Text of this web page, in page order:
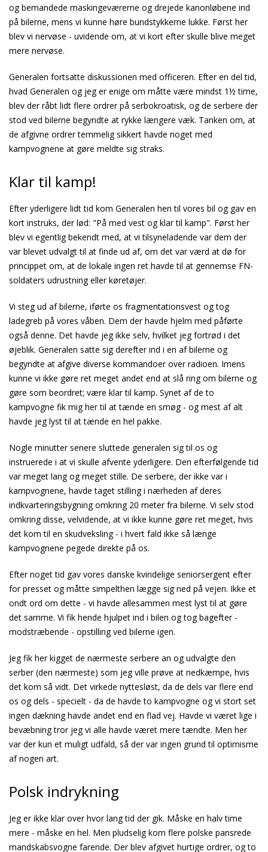
og bemandede maskingeværerne og drejede kanonløbene ind
på bilerne, mens vi kunne høre bundstykkerne lukke. Først her
blev vi nervøse - uvidende om, at vi kort efter skulle blive meget
mere nervøse.
Generalen fortsatte diskussionen med officeren. Efter en del tid,
hvad Generalen og jeg er enige om måtte være mindst 1½ time,
blev der råbt lidt flere ordrer på serbokroatisk, og de serbere der
stod ved bilerne begyndte at rykke længere væk. Tanken om, at
de afgivne ordrer temmelig sikkert havde noget med
kampvognene at gøre meldte sig straks.
Klar til kamp!
Efter yderligere lidt tid kom Generalen hen til vores bil og gav en
kort instruks, der lød: "På med vest og klar til kamp". Først her
blev vi egentlig bekendt med, at vi tilsyneladende var dem der
var blevet udvalgt til at finde ud af, om det var værd at dø for
princippet om, at de lokale ingen ret havde til at gennemse FN-
soldaters udrustning eller køretøjer.
Vi steg ud af bilerne, iførte os fragmentationsvest og tog
ladegreb på vores våben. Dem der havde hjelm med påførte
også denne. Det havde jeg ikke selv, hvilket jeg fortrød i det
øjeblik. Generalen satte sig derefter ind i en af bilerne og
begyndte at afgive diverse kommandoer over radioen. Imens
kunne vi ikke gøre ret meget andet end at slå ring om bilerne og
gøre som beordret; være klar til kamp. Synet af de to
kampvogne fik mig her til at tænde en smøg - og mest af alt
havde jeg lyst til at tænde en hel pakke.
Nogle minutter senere sluttede generalen sig til os og
instruerede i at vi skulle afvente yderligere. Den efterfølgende tid
var meget lang og meget stille. De serbere, der ikke var i
kampvognene, havde taget stilling i nærheden af deres
indkvarteringsbygning omkring 20 meter fra bilerne. Vi selv stod
omkring disse, velvidende, at vi ikke kunne gøre ret meget, hvis
det kom til en skudveksling - i hvert fald ikke så længe
kampvognene pegede direkte på os.
Efter noget tid gav vores danske kvindelige seniorsergent efter
for presset og måtte simpelthen lægge sig ned på vejen. Ikke et
ondt ord om dette - vi havde allesammen mest lyst til at gøre
det samme. Vi fik hende hjulpet ind i bilen og tog bagefter -
modstræbende - opstilling ved bilerne igen.
Jeg fik her kigget de nærmeste serbere an og udvalgte den
serber (den nærmeste) som jeg ville prøve at nedkæmpe, hvis
det kom så vidt. Det virkede nyttesløst, da de dels var flere end
os og dels - specielt - da de havde to kampvogne og vi stort set
ingen dækning havde andet end en flad vej. Havde vi været lige i
bevæbning tror jeg vi alle havde været mere tændte. Men her
var der kun et muligt udfald, så der var ingen grund til optimisme
af nogen art.
Polsk indrykning
Jeg er ikke klar over hvor lang tid der gik. Måske en halv time
mere - måske en hel. Men pludselig kom flere polske pansrede
mandskabsvogne farende. Der blev afgivet hurtige ordrer, og to